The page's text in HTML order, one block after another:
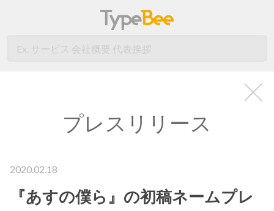
プレスリリース
2020.02.18
『あすの僕ら』の初稿ネームプレ